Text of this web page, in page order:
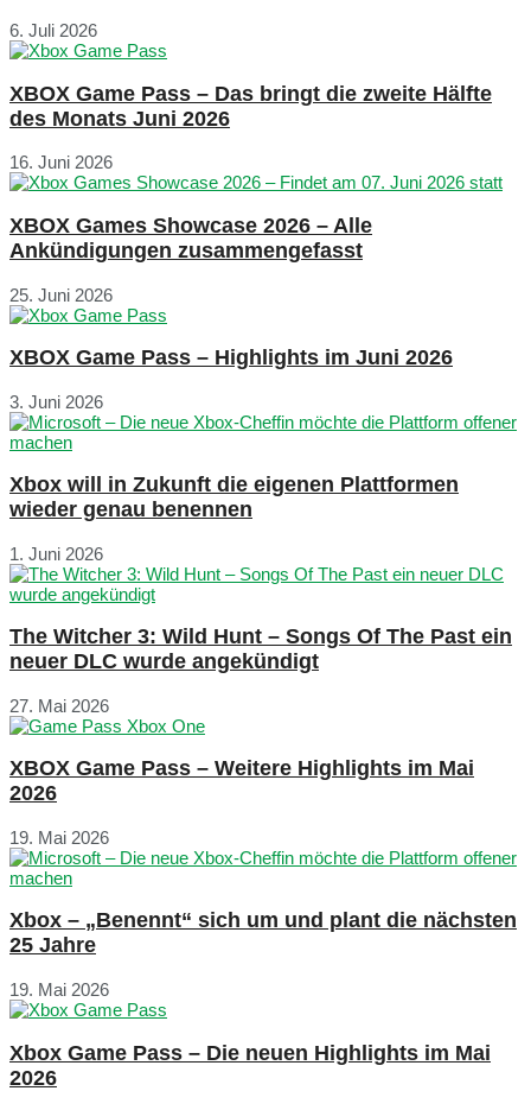
6. Juli 2026
XBOX Game Pass – Das bringt die zweite Hälfte
des Monats Juni 2026
16. Juni 2026
XBOX Games Showcase 2026 – Alle
Ankündigungen zusammengefasst
25. Juni 2026
XBOX Game Pass – Highlights im Juni 2026
3. Juni 2026
Xbox will in Zukunft die eigenen Plattformen
wieder genau benennen
1. Juni 2026
The Witcher 3: Wild Hunt – Songs Of The Past ein
neuer DLC wurde angekündigt
27. Mai 2026
XBOX Game Pass – Weitere Highlights im Mai
2026
19. Mai 2026
Xbox – „Benennt“ sich um und plant die nächsten
25 Jahre
19. Mai 2026
Xbox Game Pass – Die neuen Highlights im Mai
2026